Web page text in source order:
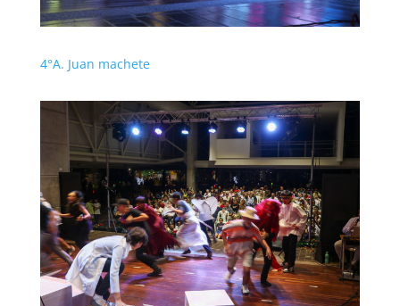
4°A. Juan machete